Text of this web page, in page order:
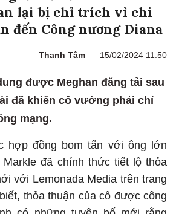
lại bị chỉ trích vì chi
đến Công nương Diana
Thanh Tâm 15/02/2024 11:50
được Meghan đăng tải sau
đã khiến cô vướng phải chỉ
mạng.
hợp đồng bom tấn với ông lớn
Markle đã chính thức tiết lộ thỏa
với Lemonada Media trên trang
thỏa thuận của cô được công
có những tuyên bố mới rằng